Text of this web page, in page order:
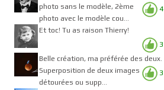
4
photo sans le modèle, 2ème
photo avec le modèle cou...
3
Et toc! Tu as raison Thierry!
3
Belle création, ma préférée des deux.
Superposition de deux images
détourées ou supp...